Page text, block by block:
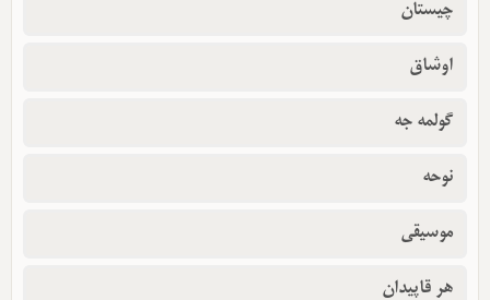
چیستان
اوشاق
گولمه جه
نوحه
موسیقی
هر قاپیدان